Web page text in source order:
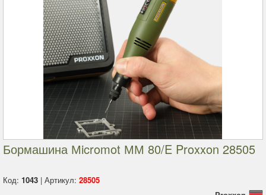
Бормашина Мicromot ММ 80/E Proxxon 28505
Код: 1043 | Артикул: 28505